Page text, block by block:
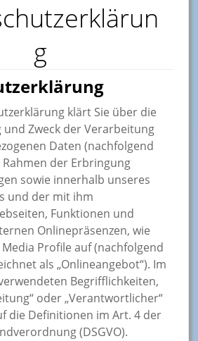
g
klärt Sie über die
und Zweck der Verarbeitung
Daten (nachfolgend
Rahmen der Erbringung
sowie innerhalb unseres
und der mit ihm
Funktionen und
Onlinepräsenzen, wie
Media Profile auf (nachfolgend
als „Onlineangebot“). Im
Begrifflichkeiten,
oder „Verantwortlicher“
die Definitionen im Art. 4 der
(DSGVO).